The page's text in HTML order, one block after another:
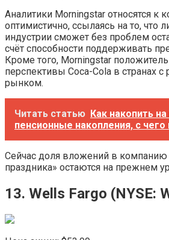
Аналитики Morningstar относятся к
оптимистично, ссылаясь на то, что
индустрии сможет без проблем
счёт способности поддерживать
Кроме того, Morningstar
перспективы Coca-Cola в странах
рынком.
Читать статью Как накопить
пенсионные накопления, с чего
Сейчас доля вложений в компанию
праздника» остаются на прежнем
13. Wells Fargo (NYSE:​